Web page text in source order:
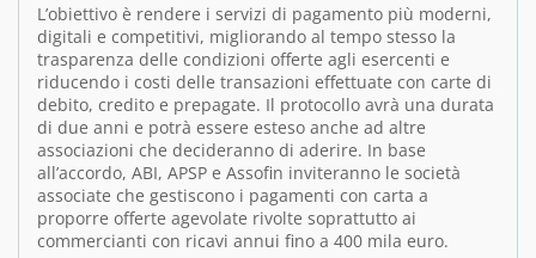
L’obiettivo è rendere i servizi di pagamento più moderni,
digitali e competitivi, migliorando al tempo stesso la
trasparenza delle condizioni offerte agli esercenti e
riducendo i costi delle transazioni effettuate con carte di
debito, credito e prepagate. Il protocollo avrà una durata
di due anni e potrà essere esteso anche ad altre
associazioni che decideranno di aderire. In base
all’accordo, ABI, APSP e Assofin inviteranno le società
associate che gestiscono i pagamenti con carta a
proporre offerte agevolate rivolte soprattutto ai
commercianti con ricavi annui fino a 400 mila euro.